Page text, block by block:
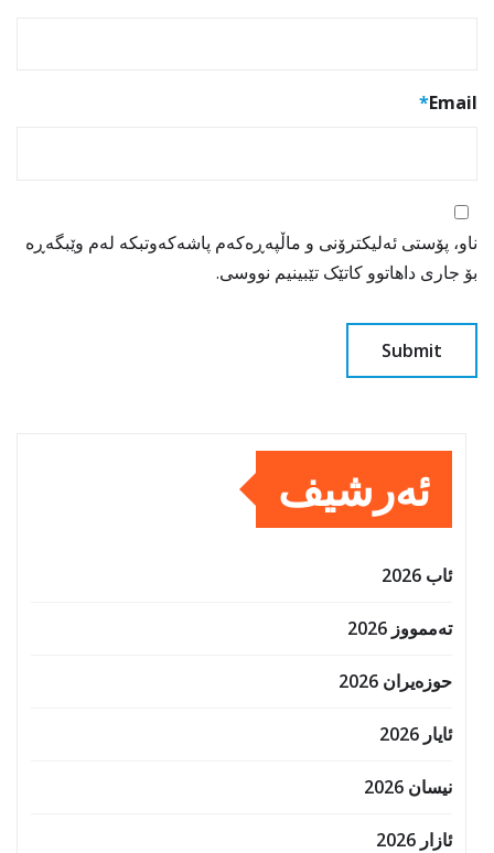
Email
*
ناو، پۆستی ئەلیکترۆنی و ماڵپەڕەکەم پاشەکەوتبکە لەم وێبگەڕە
بۆ جاری داهاتوو کاتێک تێبینیم نووسی.
ئەرشیف
ئاب 2026
تەممووز 2026
حوزه‌یران 2026
ئایار 2026
نیسان 2026
ئازار 2026